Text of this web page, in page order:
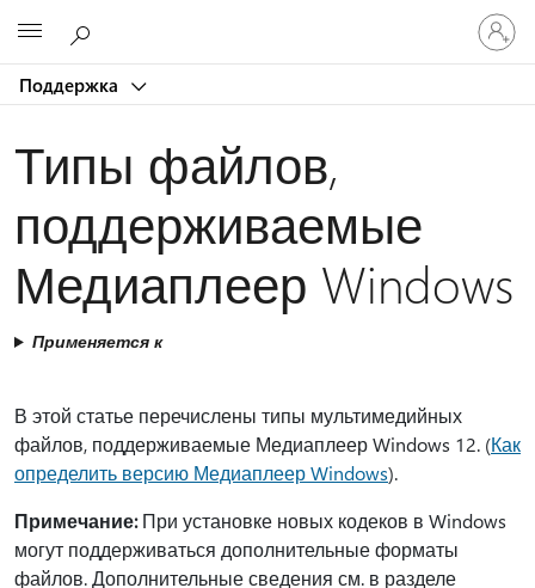
Поддержка
Типы файлов,
поддерживаемые
Медиаплеер Windows
Применяется к
В этой статье перечислены типы мультимедийных
файлов, поддерживаемые Медиаплеер Windows 12. (Как
определить версию Медиаплеер Windows).
Примечание:При установке новых кодеков в Windows
могут поддерживаться дополнительные форматы
файлов. Дополнительные сведения см. в разделе